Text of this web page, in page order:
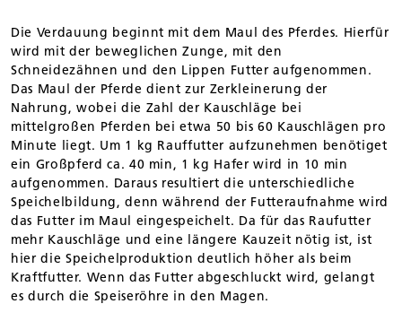
Die Verdauung beginnt mit dem Maul des Pferdes. Hierfür
wird mit der beweglichen Zunge, mit den
Schneidezähnen und den Lippen Futter aufgenommen.
Das Maul der Pferde dient zur Zerkleinerung der
Nahrung, wobei die Zahl der Kauschläge bei
mittelgroßen Pferden bei etwa 50 bis 60 Kauschlägen pro
Minute liegt. Um 1 kg Rauffutter aufzunehmen benötiget
ein Großpferd ca. 40 min, 1 kg Hafer wird in 10 min
aufgenommen. Daraus resultiert die unterschiedliche
Speichelbildung, denn während der Futteraufnahme wird
das Futter im Maul eingespeichelt. Da für das Raufutter
mehr Kauschläge und eine längere Kauzeit nötig ist, ist
hier die Speichelproduktion deutlich höher als beim
Kraftfutter. Wenn das Futter abgeschluckt wird, gelangt
es durch die Speiseröhre in den Magen.